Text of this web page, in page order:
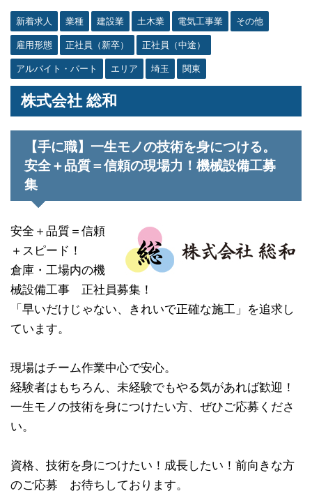
新着求人 業種 建設業 土木業 電気工事業 その他
雇用形態 正社員（新卒） 正社員（中途）
アルバイト・パート エリア 埼玉 関東
株式会社 総和
【手に職】一生モノの技術を身につける。
安全＋品質＝信頼の現場力！機械設備工募
集
安全＋品質＝信頼
＋スピード！
倉庫・工場内の機
械設備工事 正社員募集！
「早いだけじゃない、きれいで正確な施工」を追求し
ています。
現場はチーム作業中心で安心。
経験者はもちろん、未経験でもやる気があれば歓迎！
一生モノの技術を身につけたい方、ぜひご応募くださ
い。
資格、技術を身につけたい！成長したい！前向きな方
のご応募 お待ちしております。